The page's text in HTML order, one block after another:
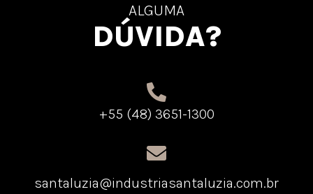
ALGUMA
DÚVIDA?
+55 (48) 3651-1300
santaluzia@industriasantaluzia.com.br